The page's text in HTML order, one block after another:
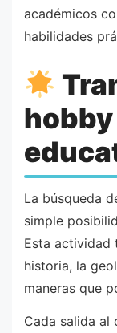
académicos
habilidades
La búsqueda
simple
Esta actividad
historia, la
maneras que
Cada salida al